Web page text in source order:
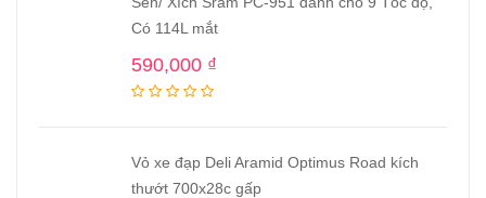
Có 114L mắt
590,000 ₫
Vỏ xe đạp Deli Aramid Optimus Road kích
thướt 700x28c gấp